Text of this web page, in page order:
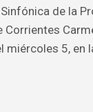
de la
5, en